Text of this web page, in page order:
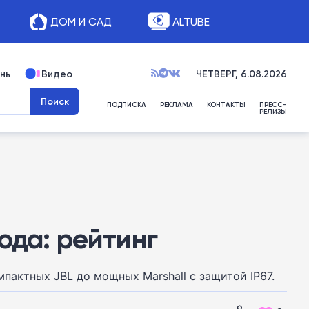
ДОМ И САД ALTUBE
Видео ЧЕТВЕРГ, 6.08.2026
ПОДПИСКА РЕКЛАМА КОНТАКТЫ ПРЕСС-
РЕЛИЗЫ
рейтинг
JBL до мощных Marshall с защитой IP67.